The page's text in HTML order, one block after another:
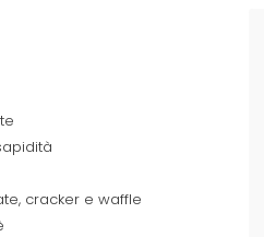
cracker e waffle